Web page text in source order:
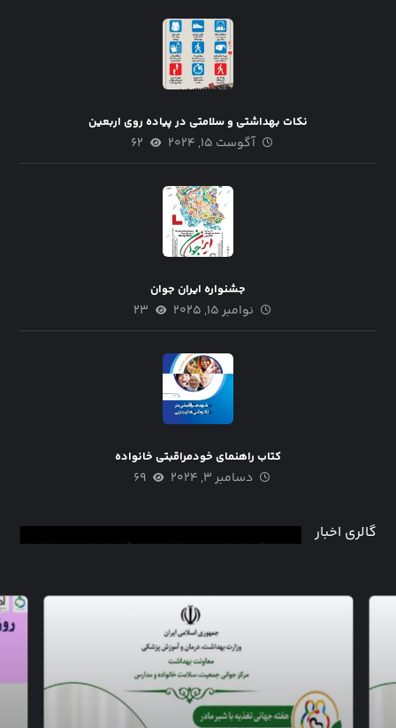
نکات بهداشتی و سلامتی در پیاده روی اربعین
آگوست ۱۵, ۲۰۲۴ ۶۲
جشنواره ایران جوان
نوامبر ۱۵, ۲۰۲۵ ۲۳
کتاب راهنمای خودمراقبتی خانواده
دسامبر ۳, ۲۰۲۴ ۶۹
گالری اخبار